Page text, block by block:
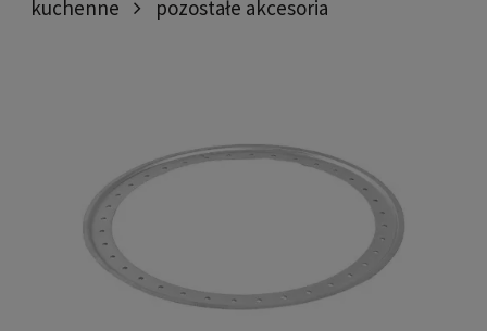
kuchenne
pozostałe akcesoria